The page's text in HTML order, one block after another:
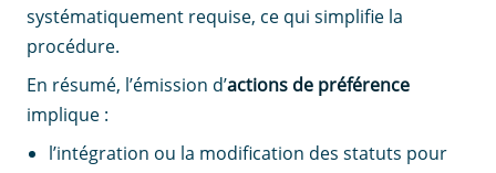
systématiquement requise, ce qui simplifie la
procédure.
En résumé, l’émission d’actions de préférence
implique :
l’intégration ou la modification des statuts pour